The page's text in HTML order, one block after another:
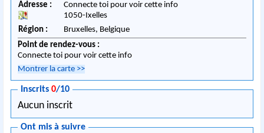
Adresse :
Connecte toi pour voir cette info
1050-Ixelles
Région :
Bruxelles, Belgique
Point de rendez-vous :
Connecte toi pour voir cette info
Montrer la carte >>
Inscrits0/10
Aucun inscrit
Ont mis à suivre